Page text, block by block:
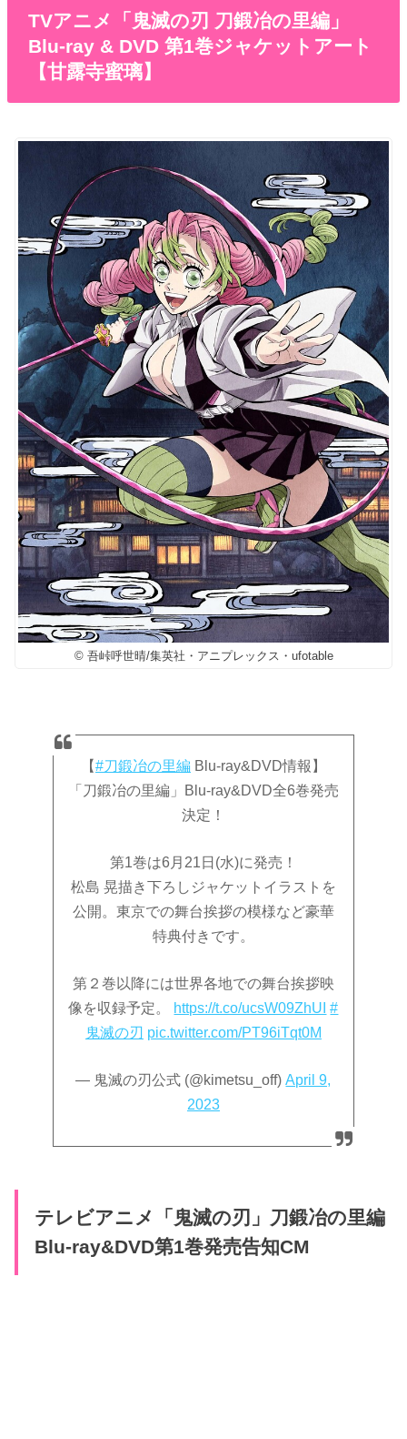
TVアニメ「鬼滅の刃 刀鍛冶の里編」
Blu-ray & DVD 第1巻ジャケットアート
【甘露寺蜜璃】
© 吾峠呼世晴/集英社・アニプレックス・ufotable
【#刀鍛冶の里編Blu-ray&DVD情報】
「刀鍛冶の里編」Blu-ray&DVD全6巻発売
決定！
第1巻は6月21日(水)に発売！
松島 晃描き下ろしジャケットイラストを
公開。東京での舞台挨拶の模様など豪華
特典付きです。
第２巻以降には世界各地での舞台挨拶映
像を収録予定。 https://t.co/ucsW09ZhUI #
鬼滅の刃 pic.twitter.com/PT96iTqt0M
— 鬼滅の刃公式 (@kimetsu_off)April 9,
2023
テレビアニメ「鬼滅の刃」刀鍛冶の里編
Blu-ray&DVD第1巻発売告知CM